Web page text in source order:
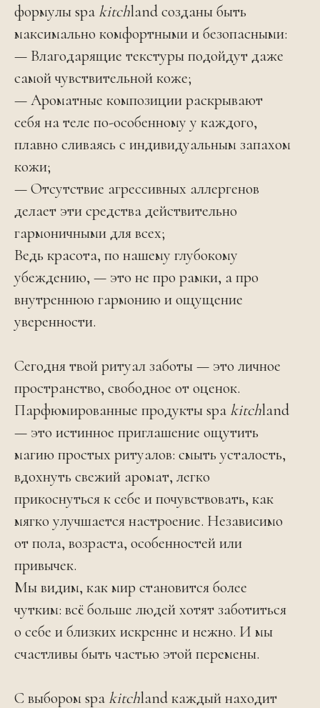
формулы spakitchland созданы быть
максимально комфортными и безопасными:
— Влагодарящие текстуры подойдут даже
самой чувствительной коже;
— Ароматные композиции раскрывают
себя на теле по-особенному у каждого,
плавно сливаясь с индивидуальным запахом
кожи;
— Отсутствие агрессивных аллергенов
делает эти средства действительно
гармоничными для всех;
Ведь красота, по нашему глубокому
убеждению, — это не про рамки, а про
внутреннюю гармонию и ощущение
уверенности.
Сегодня твой ритуал заботы — это личное
пространство, свободное от оценок.
Парфюмированные продукты spakitchland
— это истинное приглашение ощутить
магию простых ритуалов: смыть усталость,
вдохнуть свежий аромат, легко
прикоснуться к себе и почувствовать, как
мягко улучшается настроение. Независимо
от пола, возраста, особенностей или
привычек.
Мы видим, как мир становится более
чутким: всё больше людей хотят заботиться
о себе и близких искренне и нежно. И мы
счастливы быть частью этой перемены.
С выбором spakitchland каждый находит